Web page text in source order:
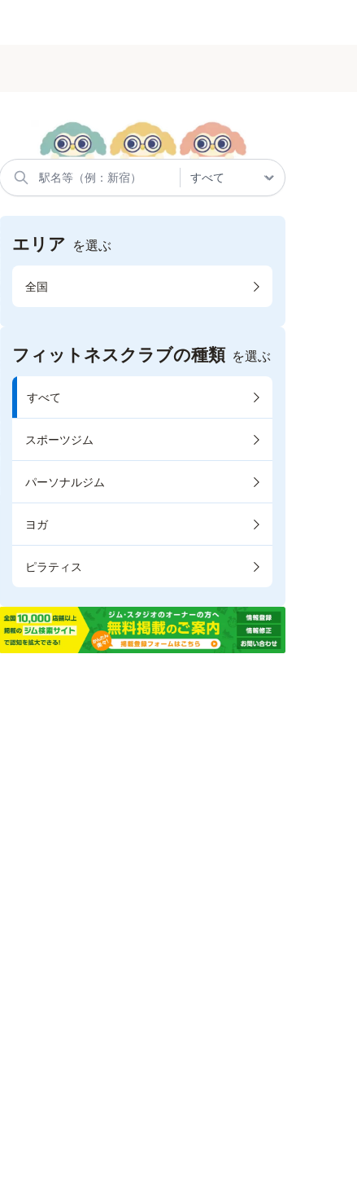
エリア を選ぶ
全国
フィットネスクラブの種類 を選ぶ
すべて
スポーツジム
パーソナルジム
ヨガ
ピラティス